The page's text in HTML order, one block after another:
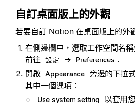
自訂桌面版上的外觀
若要自訂 Notion 在桌面版上的外
在側邊欄中，選取工作空間名稱
前往
設定 → Preferences .
開啟 Appearance 旁邊的下拉
其中一個選項：
Use system setting 以套用